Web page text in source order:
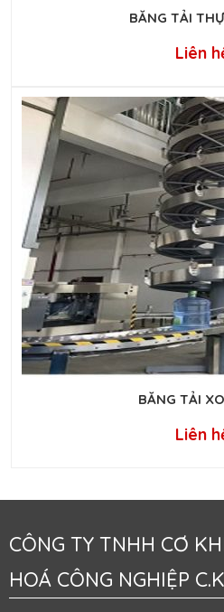
BĂNG TẢI
Liên
BĂNG TẢI
Liên
CÔNG TY TNHH CƠ
HOÁ CÔNG NGHIỆP